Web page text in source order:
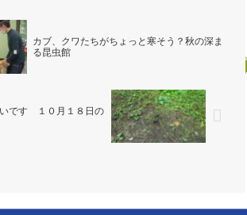
カブ、クワたちがちょっと寒そう？秋の深ま
る昆虫館
です １０月１８日の